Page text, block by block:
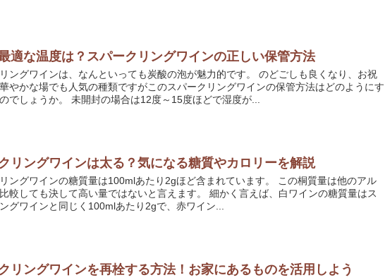
適な温度は？スパークリングワインの正しい保管方法
ングワインは、なんといっても炭酸の泡が魅力的です。 のどごしも良くなり、お祝
やかな場でも人気の種類ですがこのスパークリングワインの保管方法はどのようにす
でしょうか。 未開封の場合は12度～15度ほどで湿度が...
リングワインは太る？気になる糖質やカロリーを解説
ングワインの糖質量は100mlあたり2gほど含まれています。 この桐質量は他のアル
較しても決して高い量ではないと言えます。 細かく言えば、白ワインの糖質量はス
グワインと同じく100mlあたり2gで、赤ワイン...
リングワインを再栓する方法！お家にあるものを活用しよう